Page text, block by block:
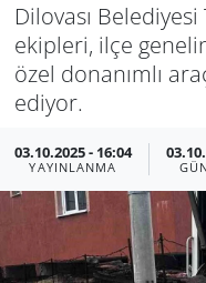
Dilovası
ekipleri, ilçe
özel donanımlı
ediyor.
03.10.2025 - 16:04
YAYINLANMA